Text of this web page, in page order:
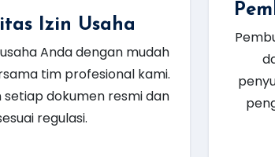
Izin Usaha
Anda dengan mudah
tim profesional kami.
setiap dokumen resmi dan
regulasi.